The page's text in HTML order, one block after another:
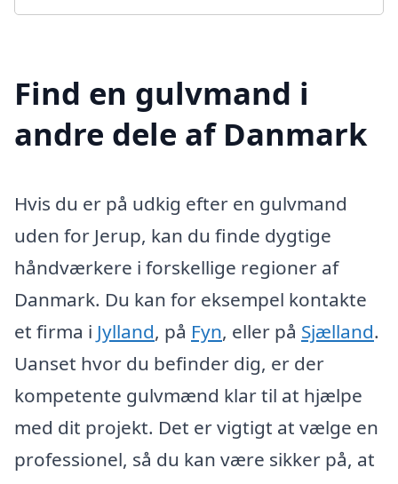
Find en gulvmand i
andre dele af Danmark
Hvis du er på udkig efter en gulvmand
uden for Jerup, kan du finde dygtige
håndværkere i forskellige regioner af
Danmark. Du kan for eksempel kontakte
et firma i Jylland, på Fyn, eller på Sjælland.
Uanset hvor du befinder dig, er der
kompetente gulvmænd klar til at hjælpe
med dit projekt. Det er vigtigt at vælge en
professionel, så du kan være sikker på, at